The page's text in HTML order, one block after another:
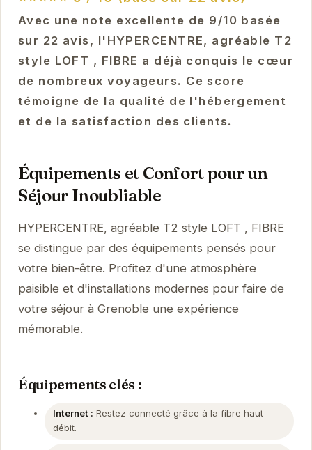
Avec une note excellente de 9/10 basée
sur 22 avis, l'HYPERCENTRE, agréable T2
style LOFT , FIBRE a déjà conquis le cœur
de nombreux voyageurs. Ce score
témoigne de la qualité de l'hébergement
et de la satisfaction des clients.
Équipements et Confort pour un
Séjour Inoubliable
HYPERCENTRE, agréable T2 style LOFT , FIBRE
se distingue par des équipements pensés pour
votre bien-être. Profitez d'une atmosphère
paisible et d'installations modernes pour faire de
votre séjour à Grenoble une expérience
mémorable.
Équipements clés :
Internet : Restez connecté grâce à la fibre haut
débit.